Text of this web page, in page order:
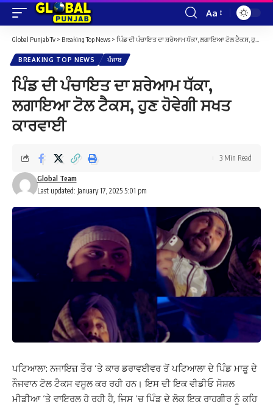
Font
Resizer
Aa
Global Punjab Tv > Breaking Top News > ਪਿੰਡ ਦੀ ਪੰਚਾਇਤ ਦਾ ਸ਼ਰੇਆਮ ਧੱਕਾ, ਲਗਾਇਆ ਟੋਲ ਟੈਕਸ, ਹੁਣ ਹੋਵੇਗੀ ਸਖਤ ਕਾਰਵਾਈ
BREAKING TOP NEWS ਪੰਜਾਬ
ਪਿੰਡ ਦੀ ਪੰਚਾਇਤ ਦਾ ਸ਼ਰੇਆਮ ਧੱਕਾ,
ਲਗਾਇਆ ਟੋਲ ਟੈਕਸ, ਹੁਣ ਹੋਵੇਗੀ ਸਖਤ
ਕਾਰਵਾਈ
Last updated: January 17, 2025 5:01 pm
Global Team
3 Min Read
ਪਟਿਆਲਾ: ਨਜਾਇਜ਼ ਤੌਰ ‘ਤੇ ਕਾਰ ਡਰਾਵਈਵਰ ਤੋਂ ਪਟਿਆਲਾ ਦੇ ਪਿੰਡ ਮਾੜੂ ਦੇ
ਨੌਜਵਾਨ ਟੋਲ ਟੈਕਸ ਵਸੂਲ ਕਰ ਰਹੀ ਹਨ। ਇਸ ਦੀ ਇਕ ਵੀਡੀਓ ਸੋਸ਼ਲ
ਮੀਡੀਆ ‘ਤੇ ਵਾਇਰਲ ਹੋ ਰਹੀ ਹੈ, ਜਿਸ ‘ਚ ਪਿੰਡ ਦੇ ਲੋਕ ਇਕ ਰਾਹਗੀਰ ਨੂੰ ਕਹਿ